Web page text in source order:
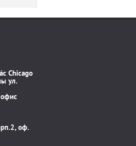
Chicago
ул.
оф.